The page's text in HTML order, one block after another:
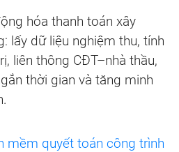
hóa thanh toán xây
lấy dữ liệu nghiệm thu, tính
liên thông CĐT–nhà thầu,
thời gian và tăng minh
mềm quyết toán công trình